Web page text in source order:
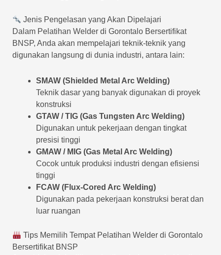
Jenis Pengelasan yang Akan Dipelajari
Dalam Pelatihan Welder di Gorontalo Bersertifikat
BNSP, Anda akan mempelajari teknik-teknik yang
digunakan langsung di dunia industri, antara lain:
SMAW (Shielded Metal Arc Welding)
Teknik dasar yang banyak digunakan di proyek
konstruksi
GTAW / TIG (Gas Tungsten Arc Welding)
Digunakan untuk pekerjaan dengan tingkat
presisi tinggi
GMAW / MIG (Gas Metal Arc Welding)
Cocok untuk produksi industri dengan efisiensi
tinggi
FCAW (Flux-Cored Arc Welding)
Digunakan pada pekerjaan konstruksi berat dan
luar ruangan
Tips Memilih Tempat Pelatihan Welder di Gorontalo
Bersertifikat BNSP